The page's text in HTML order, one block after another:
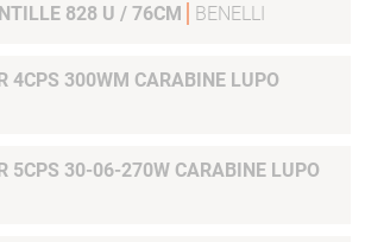
BANDE VENTILLE 828 U / 76CM BENELLI
4CPS 300WM CARABINE LUPO
5CPS 30-06-270W CARABINE LUPO